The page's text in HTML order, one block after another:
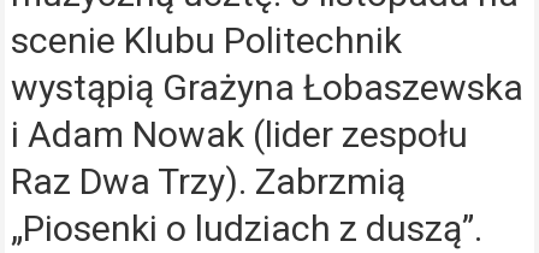
scenie Klubu Politechnik
wystąpią Grażyna Łobaszewska
i Adam Nowak (lider zespołu
Raz Dwa Trzy). Zabrzmią
„Piosenki o ludziach z duszą”.